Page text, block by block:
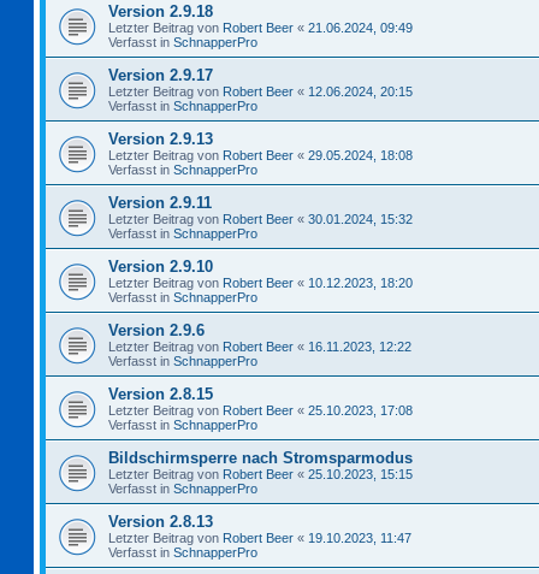
Version 2.9.18
Letzter Beitrag von Robert Beer « 21.06.2024, 09:49
Verfasst in SchnapperPro
Version 2.9.17
Letzter Beitrag von Robert Beer « 12.06.2024, 20:15
Verfasst in SchnapperPro
Version 2.9.13
Letzter Beitrag von Robert Beer « 29.05.2024, 18:08
Verfasst in SchnapperPro
Version 2.9.11
Letzter Beitrag von Robert Beer « 30.01.2024, 15:32
Verfasst in SchnapperPro
Version 2.9.10
Letzter Beitrag von Robert Beer « 10.12.2023, 18:20
Verfasst in SchnapperPro
Version 2.9.6
Letzter Beitrag von Robert Beer « 16.11.2023, 12:22
Verfasst in SchnapperPro
Version 2.8.15
Letzter Beitrag von Robert Beer « 25.10.2023, 17:08
Verfasst in SchnapperPro
Bildschirmsperre nach Stromsparmodus
Letzter Beitrag von Robert Beer « 25.10.2023, 15:15
Verfasst in SchnapperPro
Version 2.8.13
Letzter Beitrag von Robert Beer « 19.10.2023, 11:47
Verfasst in SchnapperPro